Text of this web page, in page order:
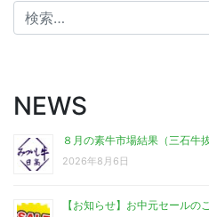
検
索:
NEWS
８月の素牛市場結果（三石牛
2026年8月6日
【お知らせ】お中元セールの